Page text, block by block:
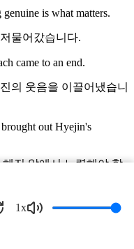
1x
is what matters.
물어갔습니다.
came to an end.
의 웃음을 이끌어냈습니
out Hyejin's
진 앞에서 노력해야 할
he needed to make in
self.